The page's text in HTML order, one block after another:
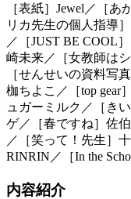
［表紙］Jewel／［
リカ先生の個人指導
／［JUST BE COOL
崎未来／［女教師は
［せんせいの資料写
枷ちよこ／［top gear
ュガーミルク／［き
ゲ／［春ですね］佐
／［笑って！先生］
RINRIN／［In the
内容紹介